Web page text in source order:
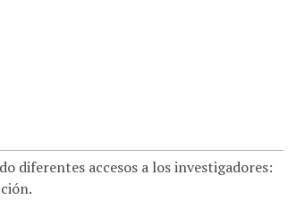
diferentes accesos a los investigadores: